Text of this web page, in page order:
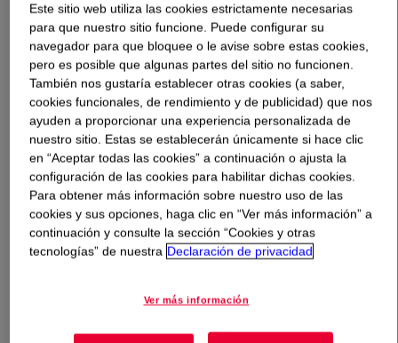
Qué esSELEXOL™ Solvent?
A physical solvent designed to provide effective and
economical bulk CO2 removal and selective absorption
of H2S, COS, mercaptans, or BTEX from a variety of
natural and synthesis gas streams.
Este sitio web utiliza las cookies estrictamente necesarias
para que nuestro sitio funcione. Puede configurar su
navegador para que bloquee o le avise sobre estas cookies,
pero es posible que algunas partes del sitio no funcionen.
También nos gustaría establecer otras cookies (a saber,
cookies funcionales, de rendimiento y de publicidad) que nos
ayuden a proporcionar una experiencia personalizada de
nuestro sitio. Estas se establecerán únicamente si hace clic
en “Aceptar todas las cookies” a continuación o ajusta la
configuración de las cookies para habilitar dichas cookies.
Para obtener más información sobre nuestro uso de las
cookies y sus opciones, haga clic en “Ver más información” a
continuación y consulte la sección “Cookies y otras
tecnologías” de nuestra Declaración de privacidad
Ver más información